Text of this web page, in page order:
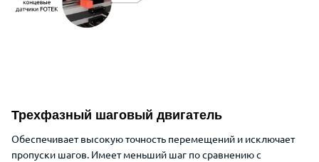
Трехфазный шаговый двигатель
Обеспечивает высокую точность перемещений и исключает
пропуски шагов. Имеет меньший шаг по сравнению с